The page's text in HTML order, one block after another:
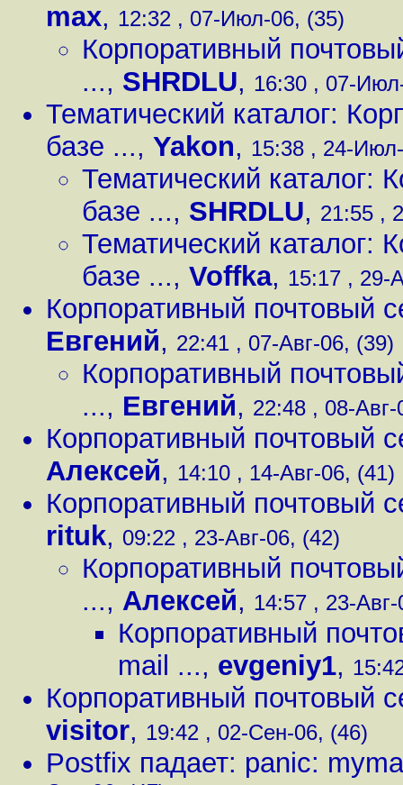
max, 12:32 , 07-Июл-06, (35)
Корпоративный
..., SHRDLU, 16:30 , 07-
Тематический каталог:
базе ..., Yakon, 15:38 , 24-
Тематический каталог:
базе ..., SHRDLU, 21:55 ,
Тематический каталог:
базе ..., Voffka, 15:17 , 29-
Корпоративный почтовый
Евгений, 22:41 , 07-Авг-06, (39)
Корпоративный
..., Евгений, 22:48 , 08-
Корпоративный почтовый
Алексей, 14:10 , 14-Авг-06, (41)
Корпоративный почтовый
rituk, 09:22 , 23-Авг-06, (42)
Корпоративный
..., Алексей, 14:57 , 23-
Корпоративный
mail ..., evgeniy1,
Корпоративный почтовый
visitor, 19:42 , 02-Сен-06, (46)
Postfix падает: panic: